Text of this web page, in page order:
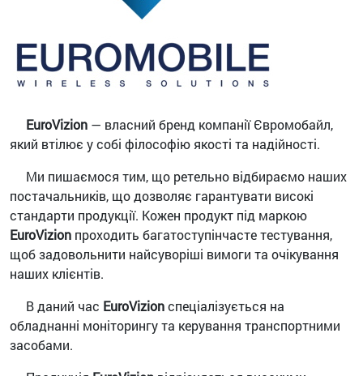
EuroVizion — власний бренд компанії Євромобайл,
який втілює у собі філософію якості та надійності.
Ми пишаємося тим, що ретельно відбираємо наших
постачальників, що дозволяє гарантувати високі
стандарти продукції. Кожен продукт під маркою
EuroVizion проходить багатоступінчасте тестування,
щоб задовольнити найсуворіші вимоги та очікування
наших клієнтів.
В даний час EuroVizionспеціалізується на
обладнанні моніторингу та керування транспортними
засобами.